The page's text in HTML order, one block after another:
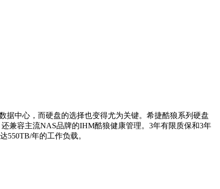
据中心，而硬盘的选择也变得尤为关键。希捷酷狼系列硬盘
兼容主流NAS品牌的IHM酷狼健康管理。3年有限质保和3年
550TB/年的工作负载。